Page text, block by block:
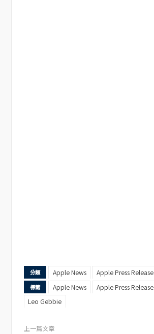
分類 Apple News Apple Press Release
標籤 Apple News Apple Press Release
Leo Gebbie
上一篇文章